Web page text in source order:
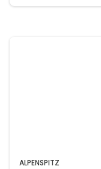
ALPENSPITZ